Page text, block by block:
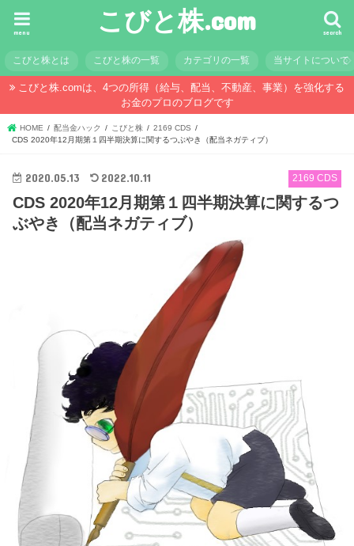
こびと株.com search
menu
こびと株とは こびと株の一覧 カテゴリの一覧 当サイトについて
こびと株.comは、4つの所得（給与、配当、不動産、事業）を強化する
お金のプロのブログです
HOME 配当金ハック こびと株
2169 CDS
CDS 2020年12月期第１四半期決算に関するつぶやき（配当ネガティブ）
2169 CDS
2020.05.13 2022.10.11
CDS 2020年12月期第１四半期決算に関するつ
ぶやき（配当ネガティブ）